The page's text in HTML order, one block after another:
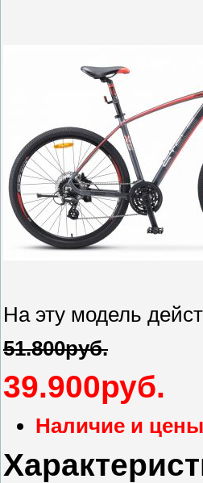
На эту модель
51.800руб.
39.900руб.
Наличие и цены